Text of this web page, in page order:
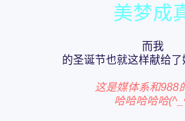
美梦成
而我
的圣诞节也就这样献给
这是媒体系和988
哈哈哈哈哈